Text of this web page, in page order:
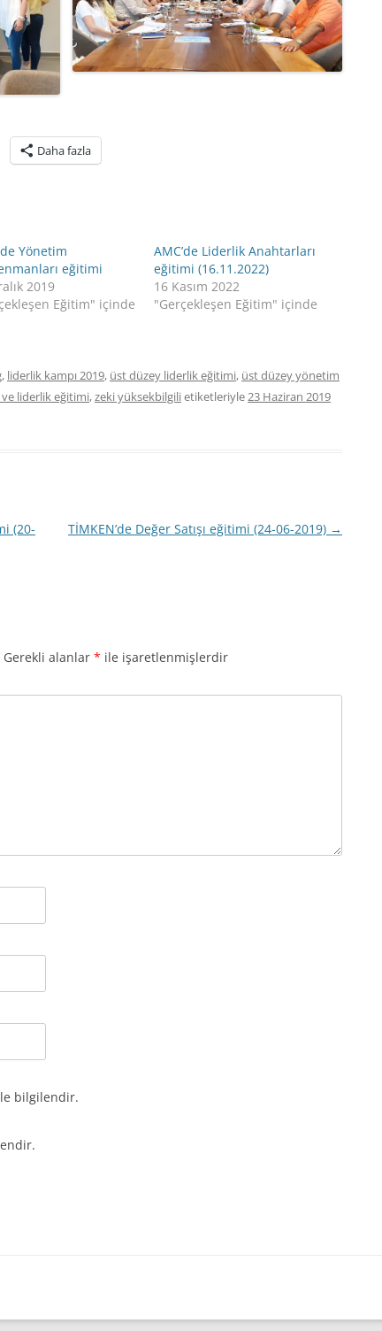
Daha fazla
Yönetim
eğitimi
2019
Eğitim" içinde
AMC’de Liderlik Anahtarları
eğitimi (16.11.2022)
16 Kasım 2022
"Gerçekleşen Eğitim" içinde
, liderlik kampı 2019, üst düzey liderlik eğitimi, üst düzey yönetim
liderlik eğitimi,zeki yüksekbilgilietiketleriyle23 Haziran 2019
(20-
TİMKEN’de Değer Satışı eğitimi (24-06-2019) →
Gerekli alanlar * ile işaretlenmişlerdir
bilgilendir.